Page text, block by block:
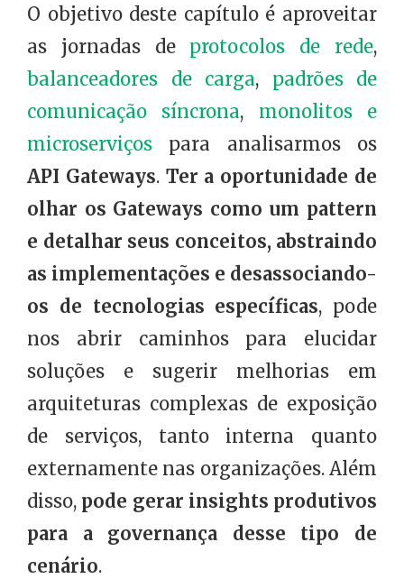
O objetivo deste capítulo é aproveitar
as jornadas de protocolos de rede,
balanceadores de carga, padrões de
comunicação síncrona, monolitos e
microserviços para analisarmos os
API Gateways. Ter a oportunidade de
olhar os Gateways como um pattern
e detalhar seus conceitos, abstraindo
as implementações e desassociando-
os de tecnologias específicas, pode
nos abrir caminhos para elucidar
soluções e sugerir melhorias em
arquiteturas complexas de exposição
de serviços, tanto interna quanto
externamente nas organizações. Além
disso, pode gerar insights produtivos
para a governança desse tipo de
cenário.